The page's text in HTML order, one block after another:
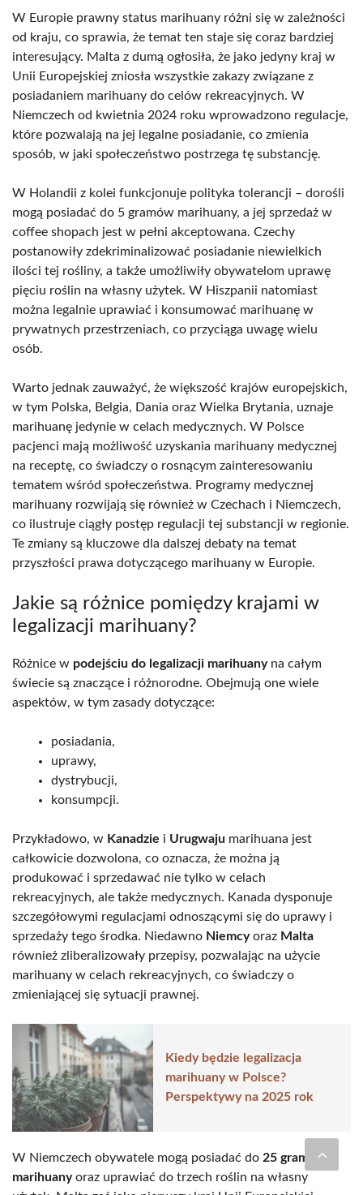
W Europie prawny status marihuany różni się w zależności
od kraju, co sprawia, że temat ten staje się coraz bardziej
interesujący. Malta z dumą ogłosiła, że jako jedyny kraj w
Unii Europejskiej zniosła wszystkie zakazy związane z
posiadaniem marihuany do celów rekreacyjnych. W
Niemczech od kwietnia 2024 roku wprowadzono regulacje,
które pozwalają na jej legalne posiadanie, co zmienia
sposób, w jaki społeczeństwo postrzega tę substancję.
W Holandii z kolei funkcjonuje polityka tolerancji – dorośli
mogą posiadać do 5 gramów marihuany, a jej sprzedaż w
coffee shopach jest w pełni akceptowana. Czechy
postanowiły zdekriminalizować posiadanie niewielkich
ilości tej rośliny, a także umożliwiły obywatelom uprawę
pięciu roślin na własny użytek. W Hiszpanii natomiast
można legalnie uprawiać i konsumować marihuanę w
prywatnych przestrzeniach, co przyciąga uwagę wielu
osób.
Warto jednak zauważyć, że większość krajów europejskich,
w tym Polska, Belgia, Dania oraz Wielka Brytania, uznaje
marihuanę jedynie w celach medycznych. W Polsce
pacjenci mają możliwość uzyskania marihuany medycznej
na receptę, co świadczy o rosnącym zainteresowaniu
tematem wśród społeczeństwa. Programy medycznej
marihuany rozwijają się również w Czechach i Niemczech,
co ilustruje ciągły postęp regulacji tej substancji w regionie.
Te zmiany są kluczowe dla dalszej debaty na temat
przyszłości prawa dotyczącego marihuany w Europie.
Jakie są różnice pomiędzy krajami w
legalizacji marihuany?
Różnice w podejściu do legalizacji marihuanyna całym
świecie są znaczące i różnorodne. Obejmują one wiele
aspektów, w tym zasady dotyczące:
posiadania,
uprawy,
dystrybucji,
konsumpcji.
Przykładowo, w Kanadzie i Urugwaju marihuana jest
całkowicie dozwolona, co oznacza, że można ją
produkować i sprzedawać nie tylko w celach
rekreacyjnych, ale także medycznych. Kanada dysponuje
szczegółowymi regulacjami odnoszącymi się do uprawy i
sprzedaży tego środka. Niedawno Niemcyoraz Malta
również zliberalizowały przepisy, pozwalając na użycie
marihuany w celach rekreacyjnych, co świadczy o
zmieniającej się sytuacji prawnej.
Kiedy będzie legalizacja
marihuany w Polsce?
Perspektywy na 2025 rok
W Niemczech obywatele mogą posiadać do 25 gramów
marihuanyoraz uprawiać do trzech roślin na własny